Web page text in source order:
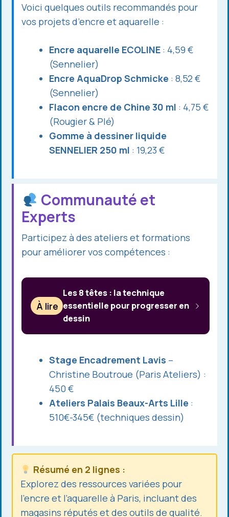
Voici quelques outils recommandés pour
vos projets d’encre et aquarelle :
Encre aquarelle ECOLINE : 4,59 €
(Sennelier)
Encre AquaDrop Schmicke : 8,52 €
(Sennelier)
Flacon encre de Chine 30 ml : 4,75 €
(Rougier & Plé)
Gomme à dessiner liquide
SENNELIER 250 ml : 19,23 €
Communauté et
Experts
Participez à des ateliers et formations
pour améliorer vos compétences :
À lire
Les 8 têtes : la technique
essentielle pour progresser en
dessin
Stage Encadrement Lavis –
Christine Boutroue (Paris Ateliers) :
450 €
Ateliers Palais Beaux-Arts Lille :
510€-345€ (techniques dessin)
Résumé en 2 lignes :
Explorez des ressources variées pour
l’encre et l’aquarelle à Paris, incluant des
magasins réputés et des outils de qualité.